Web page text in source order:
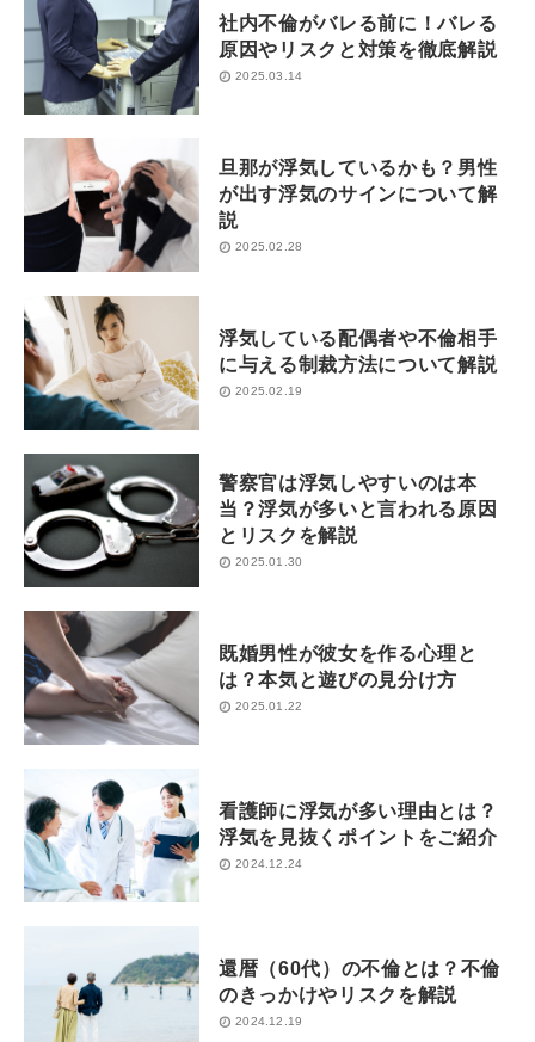
社内不倫がバレる前に！バレる
原因やリスクと対策を徹底解説
2025.03.14
旦那が浮気しているかも？男性
が出す浮気のサインについて解
説
2025.02.28
浮気している配偶者や不倫相手
に与える制裁方法について解説
2025.02.19
警察官は浮気しやすいのは本
当？浮気が多いと言われる原因
とリスクを解説
2025.01.30
既婚男性が彼女を作る心理と
は？本気と遊びの見分け方
2025.01.22
看護師に浮気が多い理由とは？
浮気を見抜くポイントをご紹介
2024.12.24
還暦（60代）の不倫とは？不倫
のきっかけやリスクを解説
2024.12.19